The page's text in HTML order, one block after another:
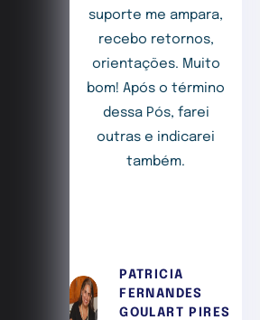
suporte me ampara,
recebo retornos,
orientações. Muito
bom! Após o término
dessa Pós, farei
outras e indicarei
também.
PATRICIA
FERNANDES
GOULART PIRES